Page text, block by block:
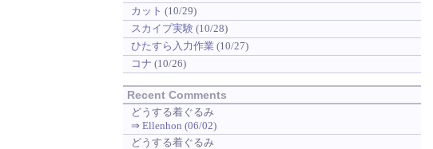
カット (10/29)
スカイプ実験(10/28)
ひたすら入力作業 (10/27)
コナ (10/26)
Recent Comments
どうする着ぐるみ
⇒ Ellenhon (06/02)
どうする着ぐるみ